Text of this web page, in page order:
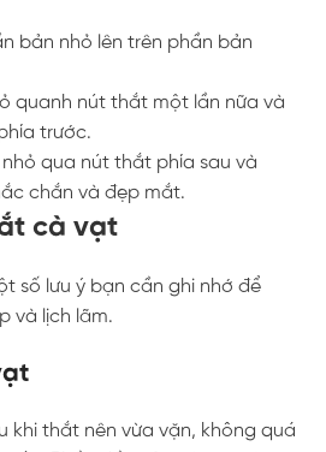
bản nhỏ lên trên phần bản
quanh nút thắt một lần nữa và
trước.
qua nút thắt phía sau và
chắn và đẹp mắt.
cà vạt
số lưu ý bạn cần ghi nhớ để
và lịch lãm.
khi thắt nên vừa vặn, không quá